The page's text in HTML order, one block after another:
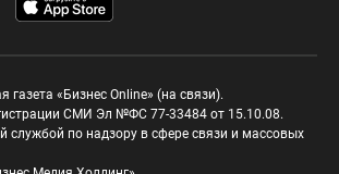
газета «Бизнес Online» (на связи).
СМИ Эл №ФС 77-33484 от 15.10.08.
службой по надзору в сфере связи и массовых